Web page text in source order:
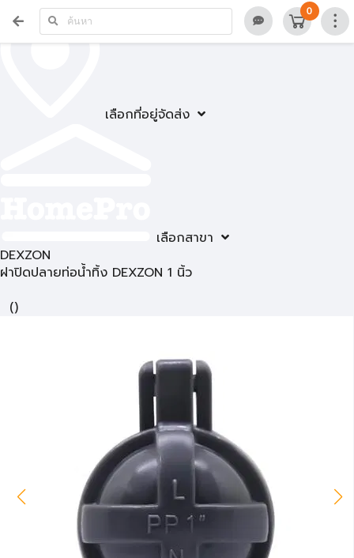
เลือกที่อยู่จัดส่ง
เลือกสาขา
0
DEXZON
ฝาปิดปลายท่อน้ำทิ้ง DEXZON 1 นิ้ว
()